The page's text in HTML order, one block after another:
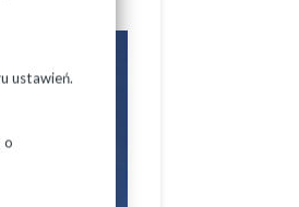
ustawień.
o